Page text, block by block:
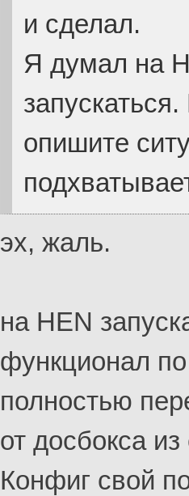
и сделал.
Я думал на
опишите
эх, жаль.
на HEN
функционал по
полностью
от досбокса
Конфиг свой